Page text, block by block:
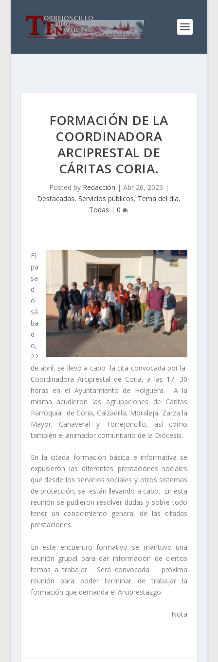
FORMACIÓN DE LA
COORDINADORA
ARCIPRESTAL DE
CÁRITAS CORIA.
Posted by Redacción | Abr 26, 2023 |
Destacadas,Servicios públicos, Tema del día,
Todas |0
El
pa
sa
d
o
sá
ba
d
o,
22
de abril, se llevó a cabo la cita convocada por la
Coordinadora Arciprestal de Coria, a las 17, 30
horas en el Ayuntamiento de Holguera. A la
misma acudieron las agrupaciones de Cáritas
Parroquial de Coria, Calzadilla, Moraleja, Zarza la
Mayor, Cañaveral y Torrejoncillo, así como
también el animador comunitario de la Diócesis.
En la citada formación básica e informativa se
expusieron las diferentes prestaciones sociales
que desde los servicios sociales y otros sistemas
de protección, se están llevando a cabo. En esta
reunión se pudieron resolver dudas y sobre todo
tener un conocimiento general de las citadas
prestaciones.
En este encuentro formativo se mantuvo una
reunión grupal para dar información de ciertos
temas a trabajar . Será convocada próxima
reunión para poder terminar de trabajar la
formación que demanda el Arciprestazgo.
Nota